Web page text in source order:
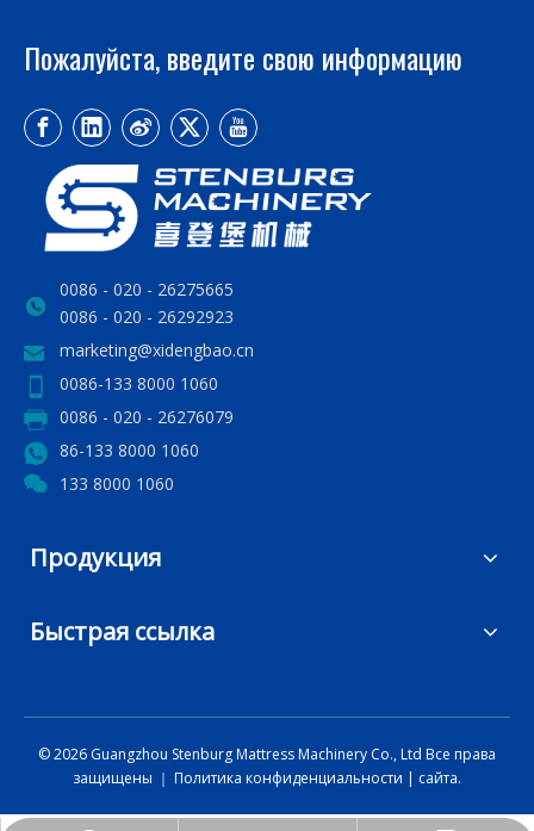
Пожалуйста, введите свою информацию
0086 - 020 - 26275665
0086 - 020 - 26292923
marketing@xidengbao.cn
0086-133 8000 1060
0086 - 020 - 26276079
86-133 8000 1060
133 8000 1060
Продукция
Быстрая ссылка
©2026 Guangzhou Stenburg Mattress Machinery Co., Ltd Все права
защищены ｜ Политика конфиденциальности | сайта.